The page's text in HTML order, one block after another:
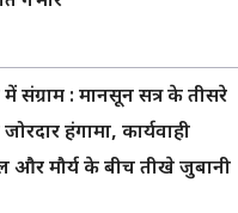
संग्राम : मानसून सत्र के तीसरे
हंगामा, कार्यवाही
और मौर्य के बीच तीखे जुबानी